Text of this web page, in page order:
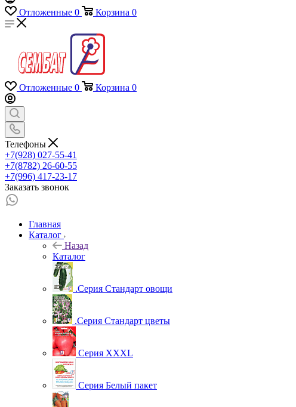
Отложенные 0 Корзина 0
Отложенные 0 Корзина 0
Телефоны
+7(928) 027-55-41
+7(8782) 26-60-55
+7(996) 417-23-17
Заказать звонок
Главная
Каталог
Назад
Каталог
.Серия Стандарт овощи
.Серия Стандарт цветы
Серия XXXL
Серия Белый пакет